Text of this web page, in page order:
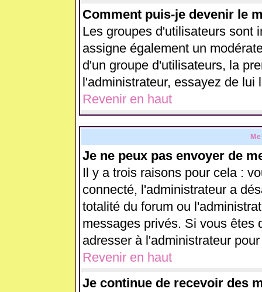
Comment puis-je devenir le
Les groupes d'utilisateurs sont
assigne également un
d'un groupe d'utilisateurs, la
l'administrateur, essayez de lui
Revenir en haut
Je ne peux pas envoyer de
Il y a trois raisons pour cela :
connecté, l'administrateur a
totalité du forum ou
messages privés. Si vous êtes
adresser à l'administrateur
Revenir en haut
Je continue de recevoir des